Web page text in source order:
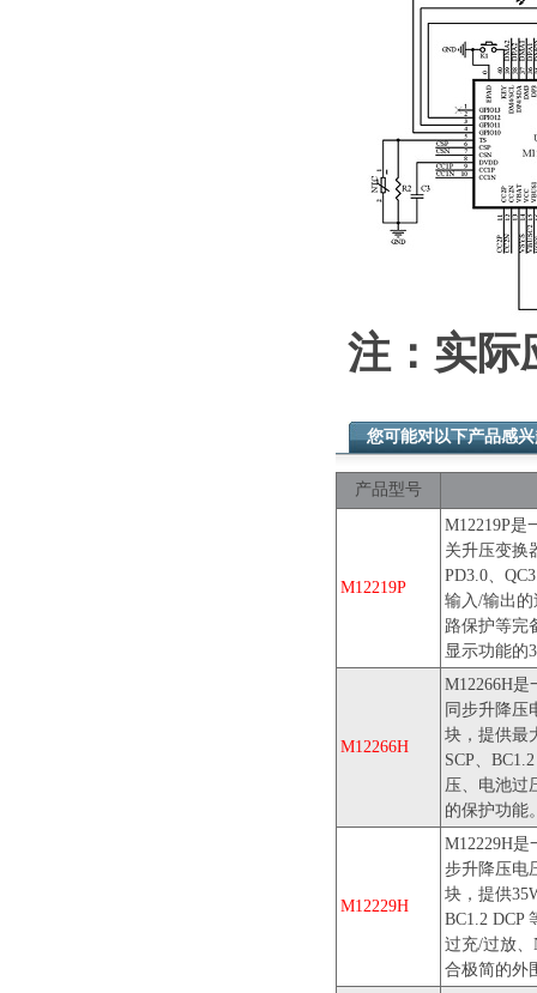
注：实际
您可能对以下产品感
产品型号
M12219P
M12219P是
关升压变换
PD3.0、
输入/输出
路保护等完
显示功能的
M12266H
M12266H
同步升降压
块，提供最
SCP、
压、电池过
的保护功能
M12229H
M12229H是
步升降压电
块，提供
BC1.2 DCP
过充/过放
合极简的外